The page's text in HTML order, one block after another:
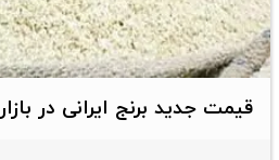
قیمت جدید برنج ایرانی در بازار